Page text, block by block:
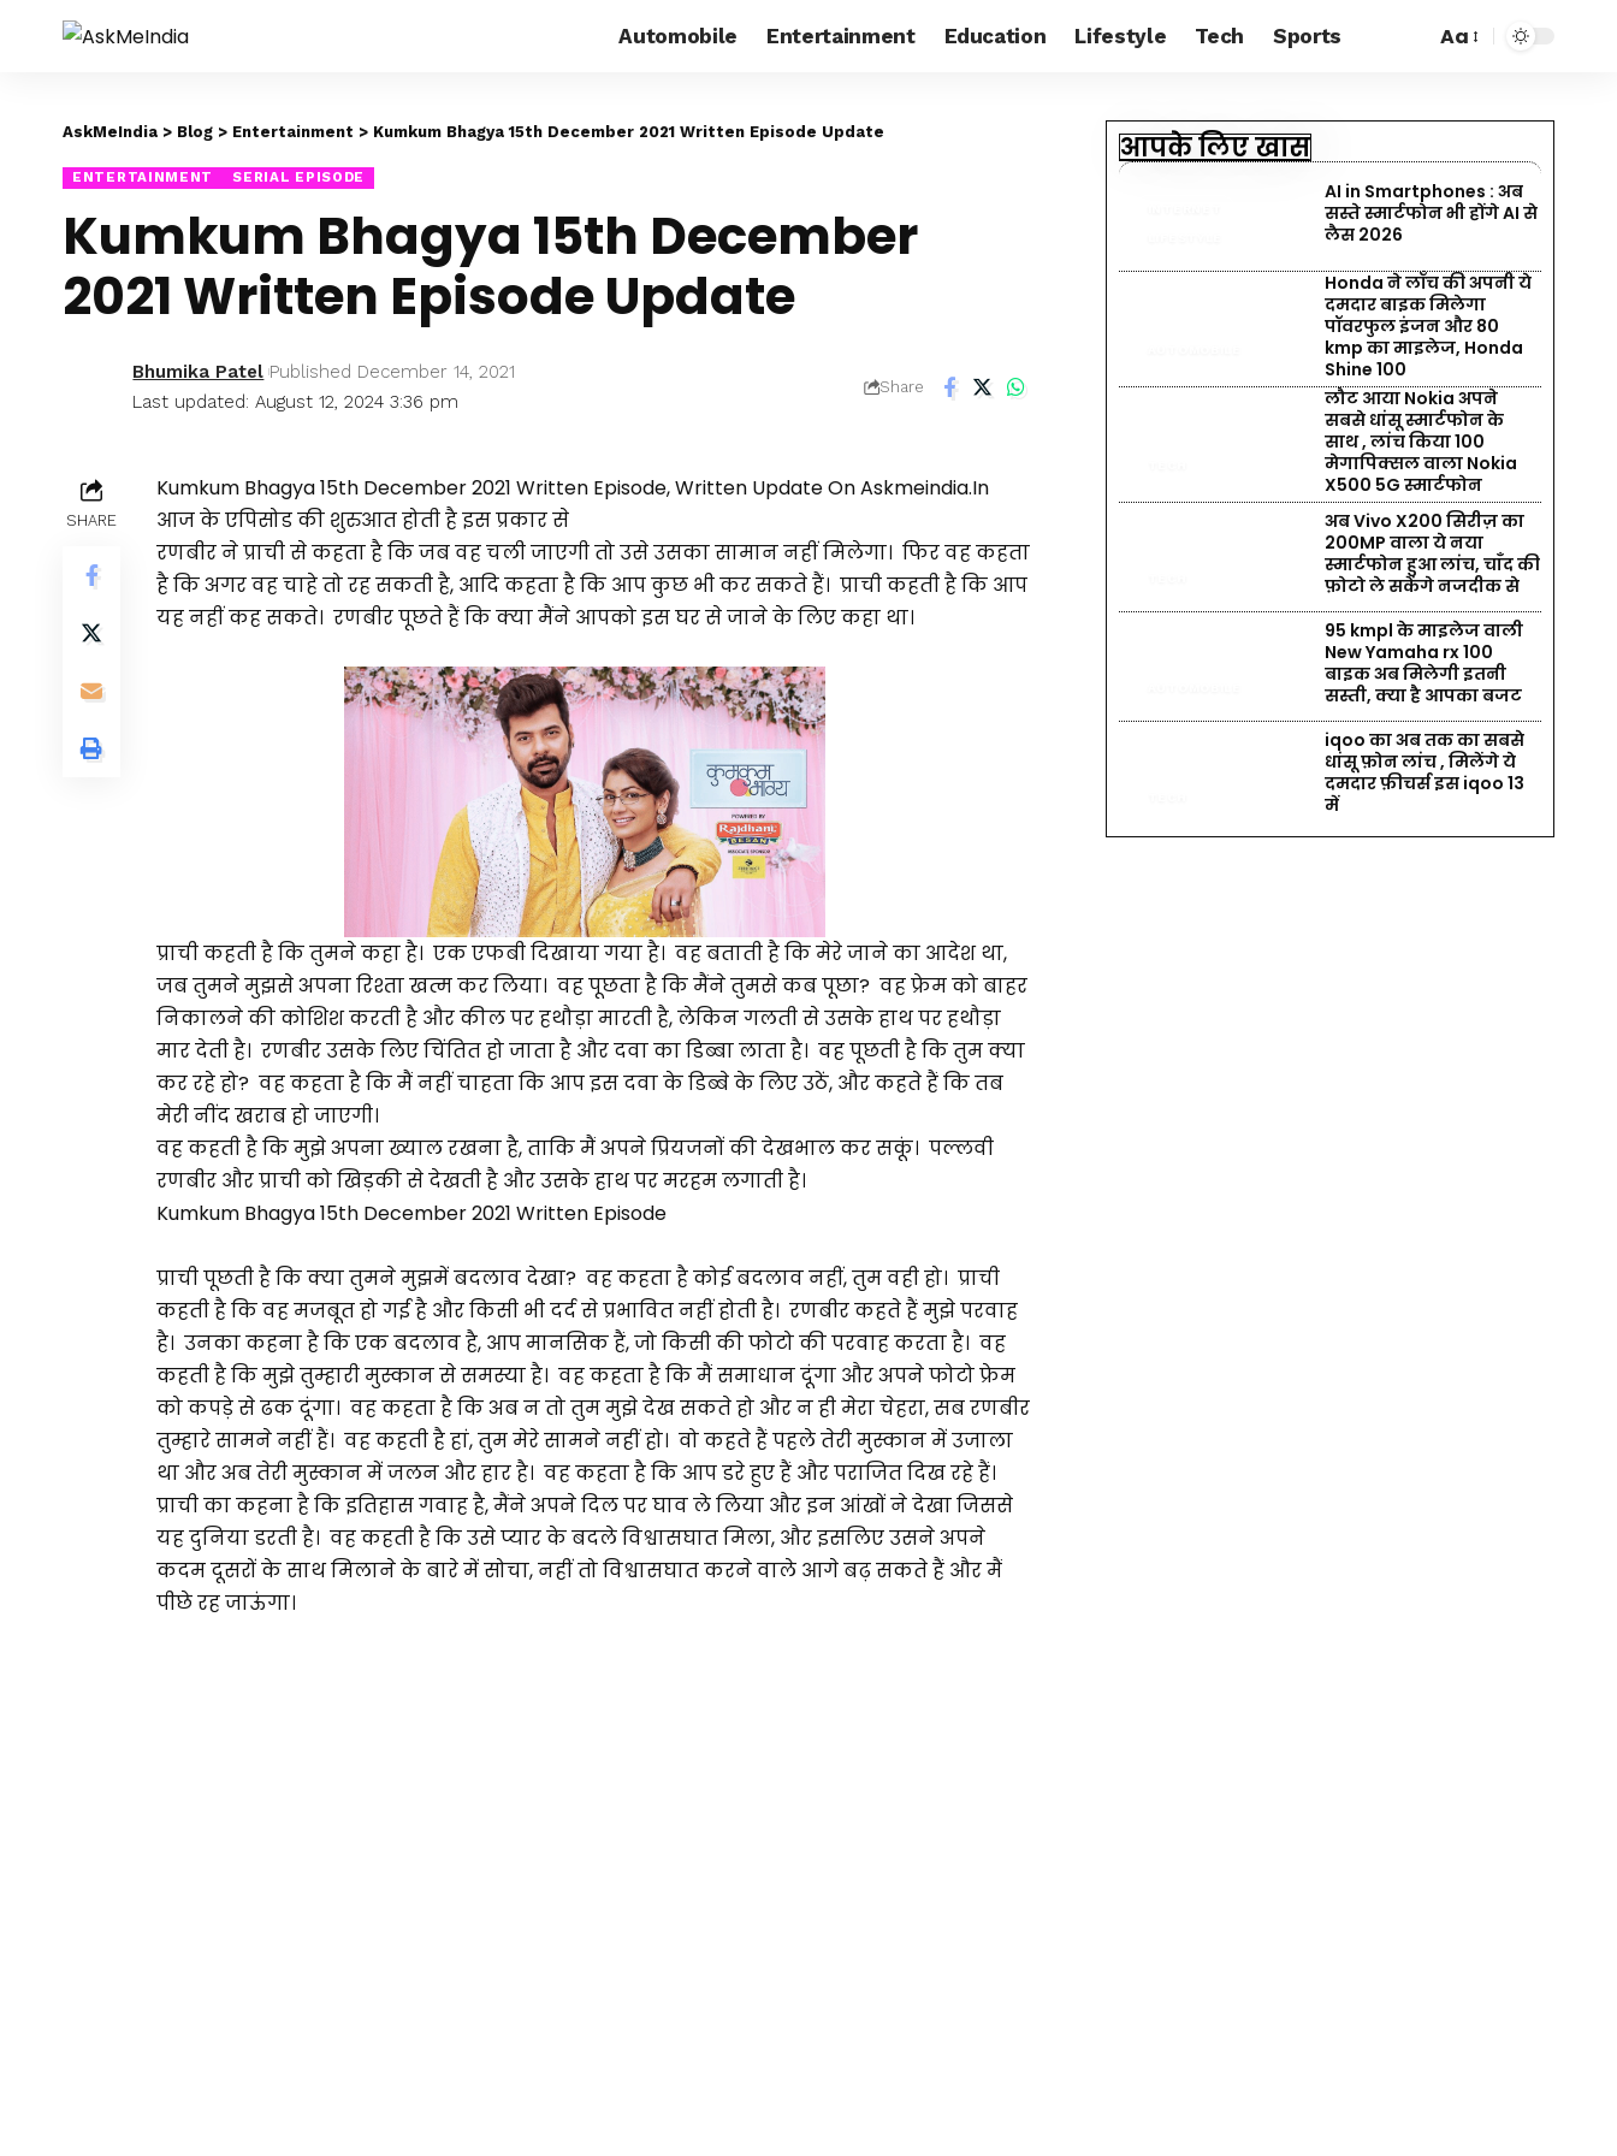
Automobile Entertainment Education Lifestyle Tech Sports Aa
AskMeIndia > Blog > Entertainment > Kumkum Bhagya 15th December 2021 Written Episode Update
ENTERTAINMENT SERIAL EPISODE
Kumkum Bhagya 15th December
2021 Written Episode Update
Last updated: August 12, 2024 3:36 pm
Bhumika Patel Published December 14, 2021
Share
SHARE
Kumkum Bhagya 15th December 2021 Written Episode, Written Update OnAskmeindia.in
आज के एपिसोड की शुरुआत होती है इस प्रकार से
रणबीर ने प्राची से कहता है कि जब वह चली जाएगी तो उसे उसका सामान नहीं मिलेगा। फिर वह कहता
है कि अगर वह चाहे तो रह सकती है, आदि कहता है कि आप कुछ भी कर सकते हैं। प्राची कहती है कि आप
यह नहीं कह सकते। रणबीर पूछते हैं कि क्या मैंने आपको इस घर से जाने के लिए कहा था।
प्राची कहती है कि तुमने कहा है। एक एफबी दिखाया गया है। वह बताती है कि मेरे जाने का आदेश था,
जब तुमने मुझसे अपना रिश्ता खत्म कर लिया। वह पूछता है कि मैंने तुमसे कब पूछा? वह फ्रेम को बाहर
निकालने की कोशिश करती है और कील पर हथौड़ा मारती है, लेकिन गलती से उसके हाथ पर हथौड़ा
मार देती है। रणबीर उसके लिए चिंतित हो जाता है और दवा का डिब्बा लाता है। वह पूछती है कि तुम क्या
कर रहे हो? वह कहता है कि मैं नहीं चाहता कि आप इस दवा के डिब्बे के लिए उठें, और कहते हैं कि तब
मेरी नींद खराब हो जाएगी।
वह कहती है कि मुझे अपना ख्याल रखना है, ताकि मैं अपने प्रियजनों की देखभाल कर सकूं। पल्लवी
रणबीर और प्राची को खिड़की से देखती है और उसके हाथ पर मरहम लगाती है।
Kumkum Bhagya 15th December 2021 Written Episode
प्राची पूछती है कि क्या तुमने मुझमें बदलाव देखा? वह कहता है कोई बदलाव नहीं, तुम वही हो। प्राची
कहती है कि वह मजबूत हो गई है और किसी भी दर्द से प्रभावित नहीं होती है। रणबीर कहते हैं मुझे परवाह
है। उनका कहना है कि एक बदलाव है, आप मानसिक हैं, जो किसी की फोटो की परवाह करता है। वह
कहती है कि मुझे तुम्हारी मुस्कान से समस्या है। वह कहता है कि मैं समाधान दूंगा और अपने फोटो फ्रेम
को कपड़े से ढक दूंगा। वह कहता है कि अब न तो तुम मुझे देख सकते हो और न ही मेरा चेहरा, सब रणबीर
तुम्हारे सामने नहीं हैं। वह कहती है हां, तुम मेरे सामने नहीं हो। वो कहते हैं पहले तेरी मुस्कान में उजाला
था और अब तेरी मुस्कान में जलन और हार है। वह कहता है कि आप डरे हुए हैं और पराजित दिख रहे हैं।
प्राची का कहना है कि इतिहास गवाह है, मैंने अपने दिल पर घाव ले लिया और इन आंखों ने देखा जिससे
यह दुनिया डरती है। वह कहती है कि उसे प्यार के बदले विश्वासघात मिला, और इसलिए उसने अपने
कदम दूसरों के साथ मिलाने के बारे में सोचा, नहीं तो विश्वासघात करने वाले आगे बढ़ सकते हैं और मैं
पीछे रह जाऊंगा।
आपके लिए खास
AI in Smartphones : अब
सस्ते स्मार्टफोन भी होंगे AI से
लैस 2026
Honda ने लॉंच की अपनी ये
दमदार बाइक मिलेगा
पॉवरफुल इंजन और 80
kmp का माइलेज, Honda
Shine 100
लौट आया Nokia अपने
सबसे धांसू स्मार्टफोन के
साथ , लांच किया 100
मेगापिक्सल वाला Nokia
X500 5G स्मार्टफोन
अब Vivo X200 सिरीज़ का
200MP वाला ये नया
स्मार्टफोन हुआ लांच, चाँद की
फ़ोटो ले सकेंगे नजदीक से
95 kmpl के माइलेज वाली
New Yamaha rx 100
बाइक अब मिलेगी इतनी
सस्ती, क्या है आपका बजट
iqoo का अब तक का सबसे
धांसू फ़ोन लांच , मिलेंगे ये
दमदार फ़ीचर्स इस iqoo 13
में